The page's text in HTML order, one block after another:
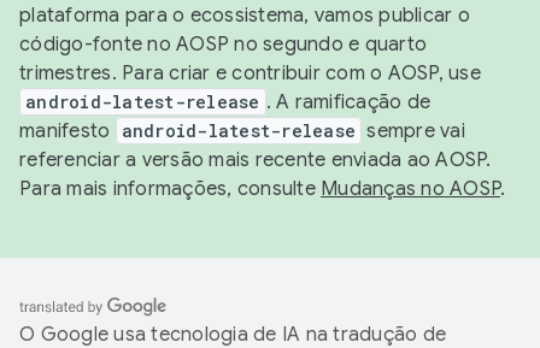
plataforma para o ecossistema, vamos publicar o
código-fonte no AOSP no segundo e quarto
trimestres. Para criar e contribuir com o AOSP, use
android-latest-release . A ramificação de
manifesto
android-latest-release sempre vai
referenciar a versão mais recente enviada ao AOSP.
Para mais informações, consulte Mudanças no AOSP.
O Google usa tecnologia de IA na tradução de